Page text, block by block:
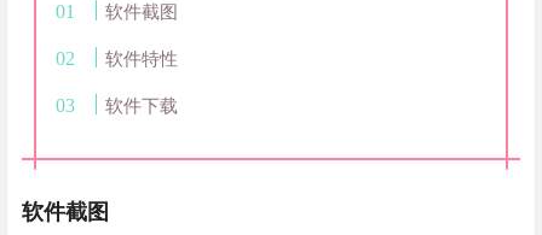
软件截图
软件特性
软件下载
软件截图